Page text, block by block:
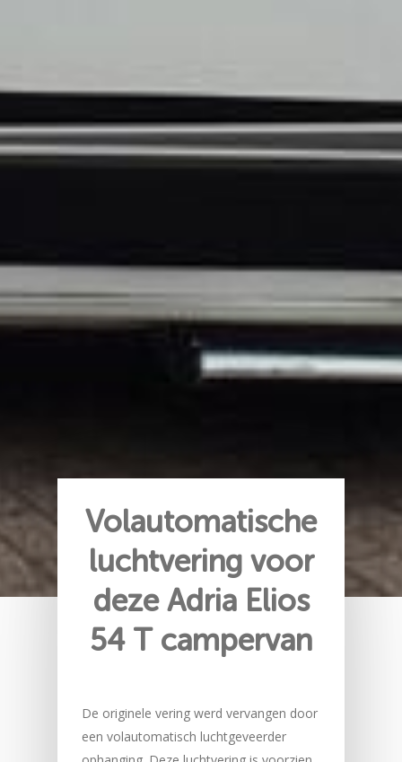
Volautomatische
luchtvering voor
deze Adria Elios
54 T campervan
De originele vering werd vervangen door
een volautomatisch luchtgeveerder